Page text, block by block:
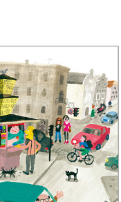
그만 새싹》 들이 있고,
화를 읽습니다》, 《잘 나